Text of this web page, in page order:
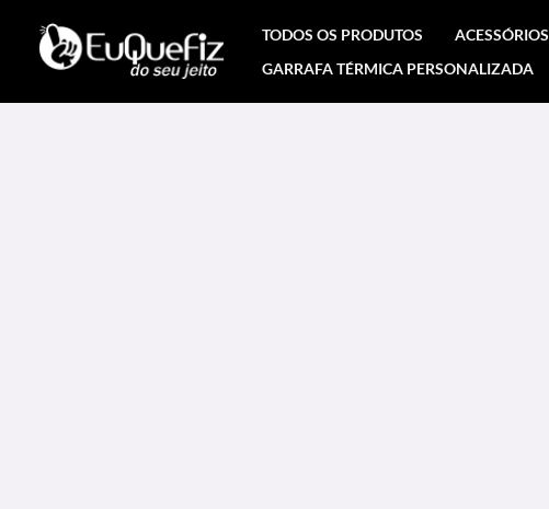
conteúdo
TODOS OS PRODUTOS ACESSÓRIOS
GARRAFA TÉRMICA PERSONALIZADA